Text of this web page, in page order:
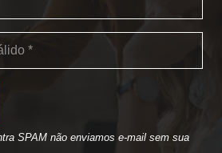
SPAM não enviamos e-mail sem sua